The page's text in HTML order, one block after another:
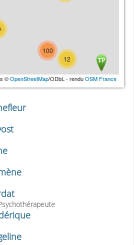
12
13
©OpenStreetMap/ODbL - renduOSM France
100
©OpenStreetMap/ODbL - renduOSM France